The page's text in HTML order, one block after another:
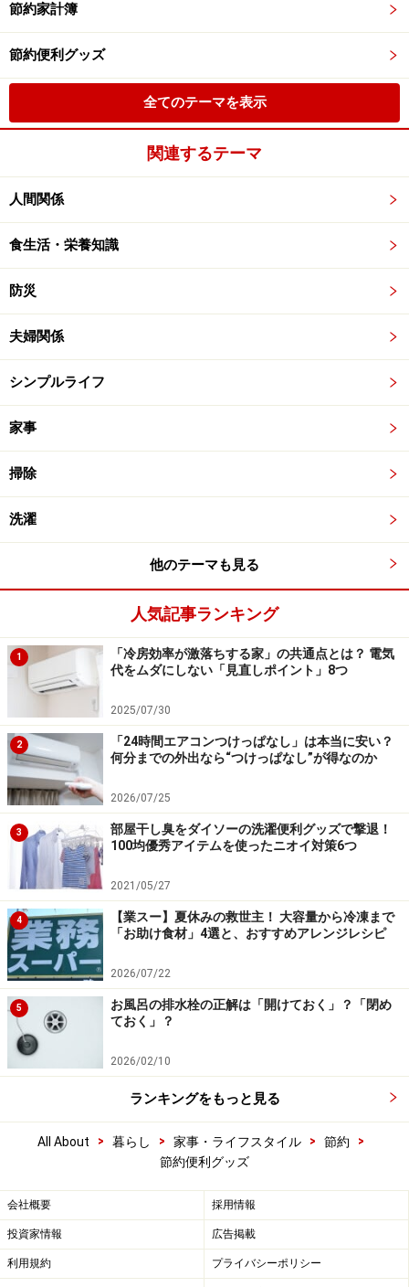
節約家計簿
節約便利グッズ
全てのテーマを表示
関連するテーマ
人間関係
食生活・栄養知識
防災
夫婦関係
シンプルライフ
家事
掃除
洗濯
他のテーマも見る
人気記事ランキング
1
「冷房効率が激落ちする家」の共通点とは？ 電気
代をムダにしない「見直しポイント」8つ
2025/07/30
2
「24時間エアコンつけっぱなし」は本当に安い？
何分までの外出なら“つけっぱなし”が得なのか
2026/07/25
3
部屋干し臭をダイソーの洗濯便利グッズで撃退！
100均優秀アイテムを使ったニオイ対策6つ
2021/05/27
4
【業スー】夏休みの救世主！ 大容量から冷凍まで
「お助け食材」4選と、おすすめアレンジレシピ
2026/07/22
5
お風呂の排水栓の正解は「開けておく」？「閉め
ておく」？
2026/02/10
ランキングをもっと見る
All About > 暮らし > 家事・ライフスタイル > 節約
>
節約便利グッズ
会社概要 採用情報
投資家情報 広告掲載
利用規約 プライバシーポリシー